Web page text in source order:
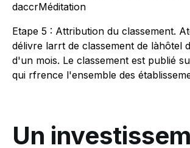
daccrMéditation
Etape 5 : Attribution du classement.
délivre larrt de classement de làhôtel
d'un mois. Le classement est publié
qui rfrence l'ensemble des
Un